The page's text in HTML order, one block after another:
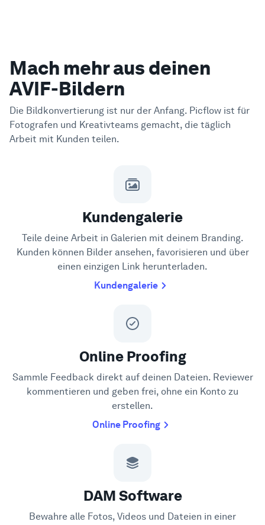
Mach mehr aus deinen
AVIF-Bildern
Die Bildkonvertierung ist nur der Anfang. Picflow ist für
Fotografen und Kreativteams gemacht, die täglich
Arbeit mit Kunden teilen.
Kundengalerie
Teile deine Arbeit in Galerien mit deinem Branding.
Kunden können Bilder ansehen, favorisieren und über
einen einzigen Link herunterladen.
Kundengalerie
Online Proofing
Sammle Feedback direkt auf deinen Dateien. Reviewer
kommentieren und geben frei, ohne ein Konto zu
erstellen.
Online Proofing
DAM Software
Bewahre alle Fotos, Videos und Dateien in einer